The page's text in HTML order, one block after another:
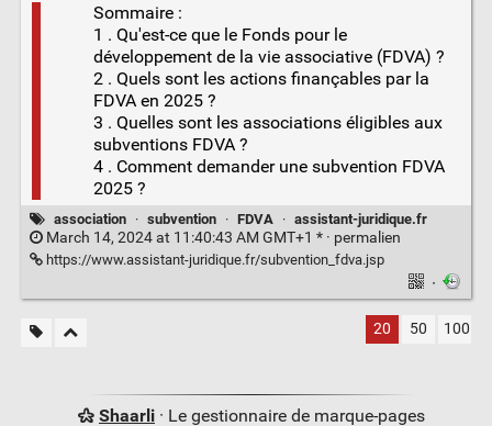
Sommaire :
1 . Qu'est-ce que le Fonds pour le
développement de la vie associative (FDVA) ?
2 . Quels sont les actions finançables par la
FDVA en 2025 ?
3 . Quelles sont les associations éligibles aux
subventions FDVA ?
4 . Comment demander une subvention FDVA
2025 ?
association · subvention · FDVA · assistant-juridique.fr
March 14, 2024 at 11:40:43 AM GMT+1 * · permalien
https://www.assistant-juridique.fr/subvention_fdva.jsp
·
20 50 100
Shaarli· Le gestionnaire de marque-pages